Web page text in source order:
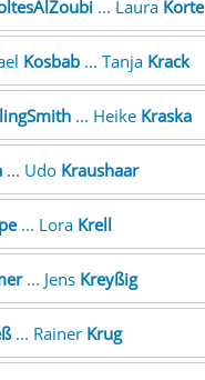
... Laura Korte
Kosbab ... Tanja Krack
... Heike Kraska
... Udo Kraushaar
... Lora Krell
... Jens Kreyßig
... Rainer Krug